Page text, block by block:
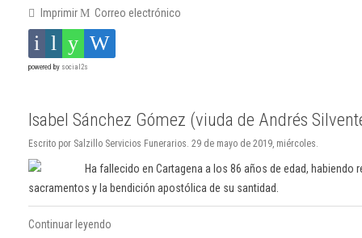
Imprimir Correo electrónico
powered by social2s
Isabel Sánchez Gómez (viuda de Andrés
Escrito por Salzillo Servicios Funerarios. 29 de mayo de 2019, miércoles.
Ha fallecido en Cartagena a los 86 años de edad, habiendo
sacramentos y la bendición apostólica de su santidad.
Continuar leyendo